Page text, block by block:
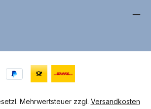
Mehrwertsteuer zzgl. Versandkosten